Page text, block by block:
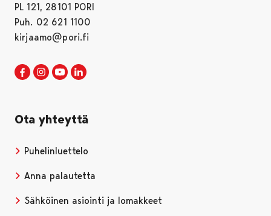
PL 121, 28101 PORI
Puh. 02 621 1100
kirjaamo@pori.fi
Porin kaupunki Facebookissa
Avautuu uudessa välilehdessä
Porin kaupunki Instagramissa
Avautuu uudessa välilehdessä
Porin kaupunki Youtubessa
Avautuu uudessa välilehdessä
Ota yhteyttä
Puhelinluettelo
Anna palautetta
Sähköinen asiointi ja lomakkeet